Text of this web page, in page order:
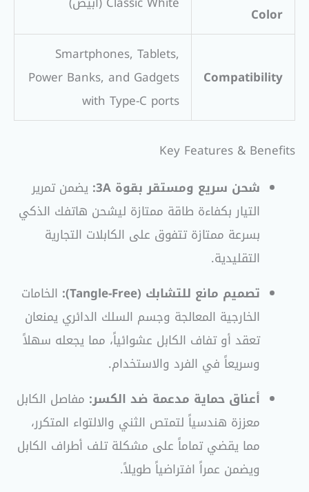
Color
Compatibility
Smartphones, Tablets,
Power Banks, and Gadgets
with Type-C ports
Key Features & Benefits
شحن سريع ومستقر بقوة 3A:
يضمن تمرير
التيار بكفاءة طاقة ممتازة ليشحن هاتفك الذكي
بسرعة ممتازة تتفوق على الكابلات التجارية
التقليدية.
تصميم مانع للتشابك (Tangle-Free):
الخامات
الخارجية المعالجة وجسم السلك الدائري يمنعان
تعقد أو تفاف الكابل عشوائياً، مما يجعله سهلاً
وسريعاً في الفرد والاستخدام.
أعناق حماية مدعمة ضد الكسر: مفاصل الكابل
معززة هندسياً لتمتص الثني والالتواء المتكرر،
مما يقضي تماماً على مشكلة تلف أطراف الكابل
ويضمن عمراً افتراضياً طويلاً.